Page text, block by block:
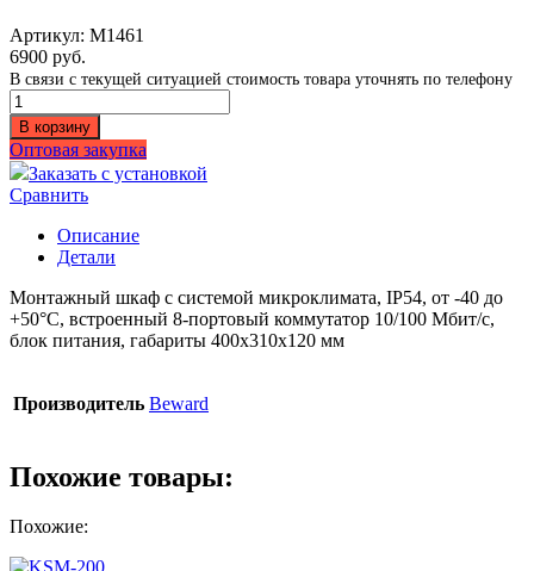
Артикул: M1461
6900 руб.
В связи с текущей ситуацией стоимость товара уточнять по телефону
Количество
B-
400x310x120-
FSD8
В корзину
Оптовая закупка
Заказать с установкой
Сравнить
Описание
Детали
Монтажный шкаф с системой микроклимата, IP54, от -40 до
+50°С, встроенный 8-портовый коммутатор 10/100 Мбит/с,
блок питания, габариты 400х310х120 мм
Производитель Beward
Похожие товары:
Похожие: